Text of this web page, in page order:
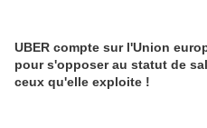
UBER compte sur l'Union
pour s'opposer au statut de
ceux qu'elle exploite !